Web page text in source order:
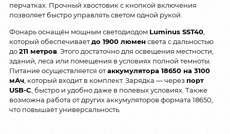
перчатках. Прочный хвостовик с кнопкой включения
позволяет быстро управлять светом одной рукой.
Фонарь оснащён мощным светодиодом Luminus SST40
который обеспечиваетдо 1900 люмен света с дальностью
до211 метров . Этого достаточно для освещения местности,
зданий, леса или помещения в условиях полной темноты.
Питание осуществляется отаккумулятора 18650 на 3100
мАч , который входит в комплект. Зарядка — через порт
USB-C , быстро и удобно даже в полевых условиях. Также
возможна работа от других аккумуляторов формата 18650,
что повышает универсальность.